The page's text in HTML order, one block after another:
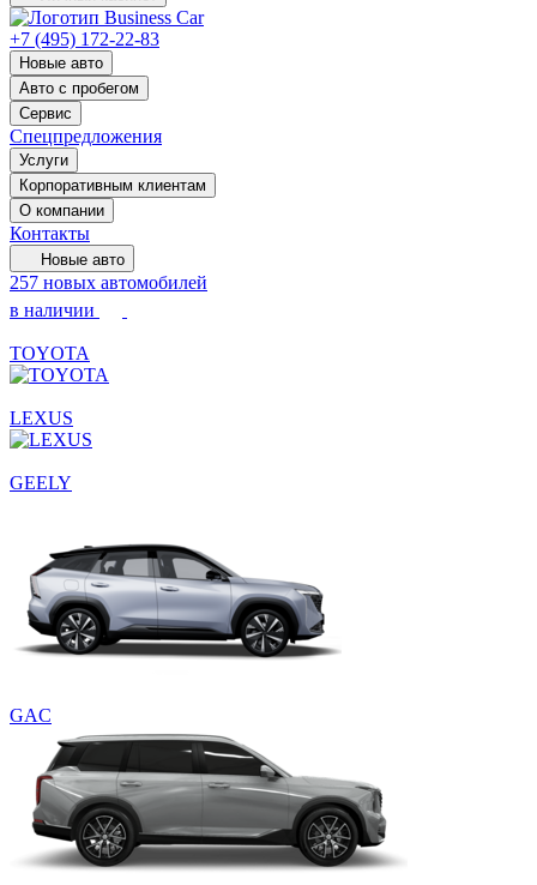
+7 (495) 172-22-83
Новые авто
Авто с пробегом
Сервис
Спецпредложения
Услуги
Корпоративным клиентам
О компании
Контакты
Новые авто
257 новых автомобилей
в наличии
TOYOTA
LEXUS
GEELY
GAC